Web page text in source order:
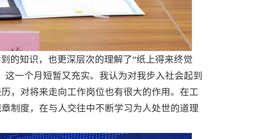
的知识，也更深层次的理解了“纸上得来终觉
一个月短暂又充实。我认为对我步入社会起到
，对将来走向工作岗位也有很大的作用。在工
制度，在与人交往中不断学习为人处世的道理